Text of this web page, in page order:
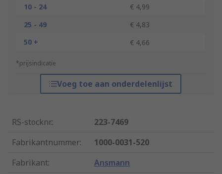
10 - 24
€ 4,99
25 - 49
€ 4,83
50 +
€ 4,66
*prijsindicatie
Voeg toe aan onderdelenlijst
RS-stocknr.:
223-7469
Fabrikantnummer:
1000-0031-520
Fabrikant: Ansmann